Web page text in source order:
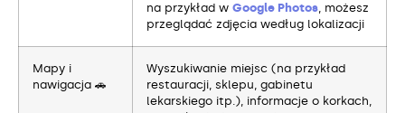
na przykład w Google Photos, możesz
przeglądać zdjęcia według lokalizacji
Mapy i
nawigacja 🚗
Wyszukiwanie miejsc (na przykład
restauracji, sklepu, gabinetu
lekarskiego itp.), informacje o korkach,